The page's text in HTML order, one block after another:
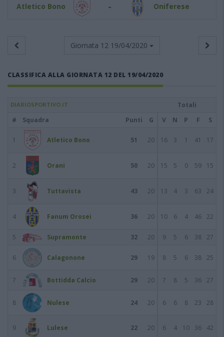
Atletico Bono - Oniferese
Giornata 12 19/04/2020
CLASSIFICA ALLA GIORNATA 12 DEL 19/04/2020
DIARIOSPORTIVO.IT
Totali
#
Squadra Punti G V N P F S
1 Atletico Bono 51 20 16 3 1 41 17
2 Orani 50 20 15 5 0 59 15
3 Tuttavista 43 20 13 4 3 63 24
4 Fanum Orosei 36 20 10 6 4 46 22
5 Supramonte 32 20 9 5 6 38 27
6 Calagonone 29 19 8 5 6 38 25
7 Bottidda Calcio 29 20 7 8 5 36 27
8 Nulese 24 20 6 6 8 23 28
9 Lulese 22 20 6 4 10 36 42